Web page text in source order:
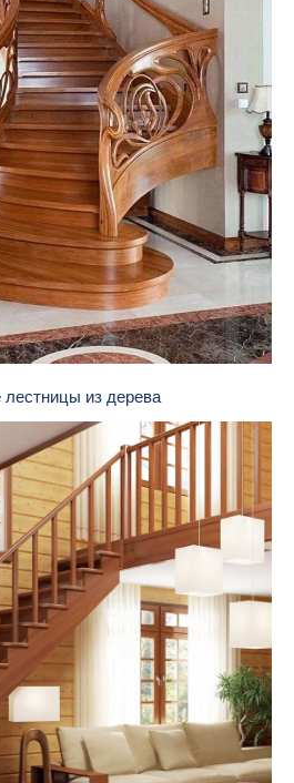
лестницы из дерева